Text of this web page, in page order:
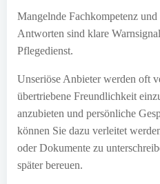
Mangelnde Fachkompetenz
Antworten sind klare
Pflegedienst.
Unseriöse Anbieter werden oft
übertriebene Freundlichkeit
anzubieten und persönliche
können Sie dazu verleitet
oder Dokumente zu
später bereuen.